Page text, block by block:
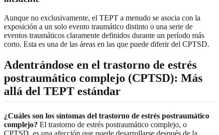
Aunque no exclusivamente, el TEPT a menudo se asocia con la
exposición a un solo evento traumático distinto o una serie de
eventos traumáticos claramente definidos durante un período más
corto. Esta es una de las áreas en las que puede diferir del CPTSD.
Adentrándose en el trastorno de estrés
postraumático complejo (CPTSD): Más
allá del TEPT estándar
¿Cuáles son los síntomas del trastorno de estrés postraumático
complejo? El trastorno de estrés postraumático complejo, o
CPTSD, es una afección que puede desarrollarse después de la